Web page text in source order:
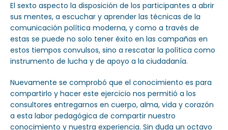
El sexto aspecto la disposición de los participantes a abrir
sus mentes, a escuchar y aprender las técnicas de la
comunicación política moderna, y como a través de
estas se puede no solo tener éxito en las campañas en
estos tiempos convulsos, sino a rescatar la política como
instrumento de lucha y de apoyo a la ciudadanía.
Nuevamente se comprobó que el conocimiento es para
compartirlo y hacer este ejercicio nos permitió a los
consultores entregarnos en cuerpo, alma, vida y corazón
a esta labor pedagógica de compartir nuestro
conocimiento y nuestra experiencia. Sin duda un octavo